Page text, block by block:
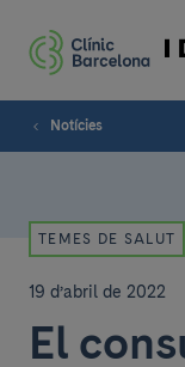
Notícies
TEMES DE SALUT
19 d’abril de 2022
El